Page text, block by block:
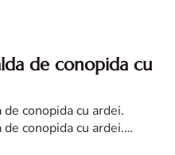
SARBATORI PR...
de conopida cu
de conopida cu ardei.
de conopida cu ardei.